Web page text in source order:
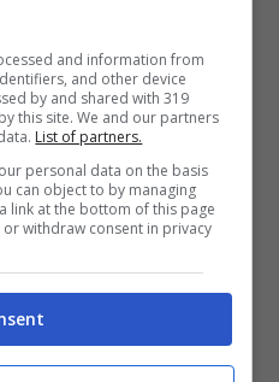
sposa, così come al
di forma
: un bouquet
In primavera o in
scegliere fiori come
rose bianche,
di amore e
renderà il tuo
and information from
and other device
by and shared with 319
this site. We and our partners
List of partners.
personal data on the basis
can object to by managing
link at the bottom of this page
withdraw consent in privacy